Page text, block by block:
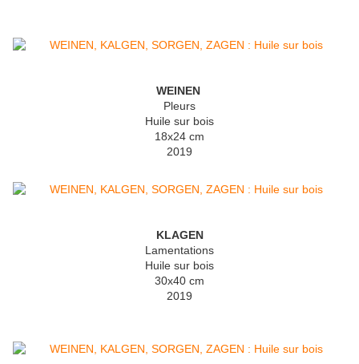
WEINEN
Pleurs
Huile sur bois
18x24 cm
2019
KLAGEN
Lamentations
Huile sur bois
30x40 cm
2019